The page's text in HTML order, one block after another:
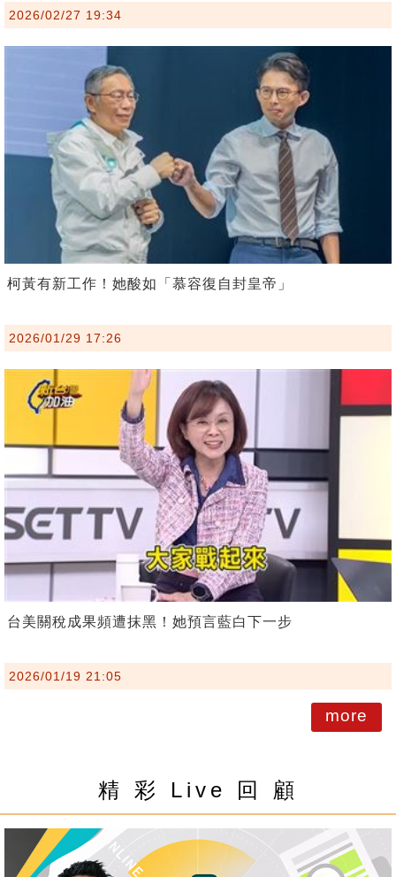
2026/02/27 19:34
柯黃有新工作！她酸如「慕容復自封皇帝」
2026/01/29 17:26
台美關稅成果頻遭抹黑！她預言藍白下一步
2026/01/19 21:05
more
精 彩 Live 回 顧